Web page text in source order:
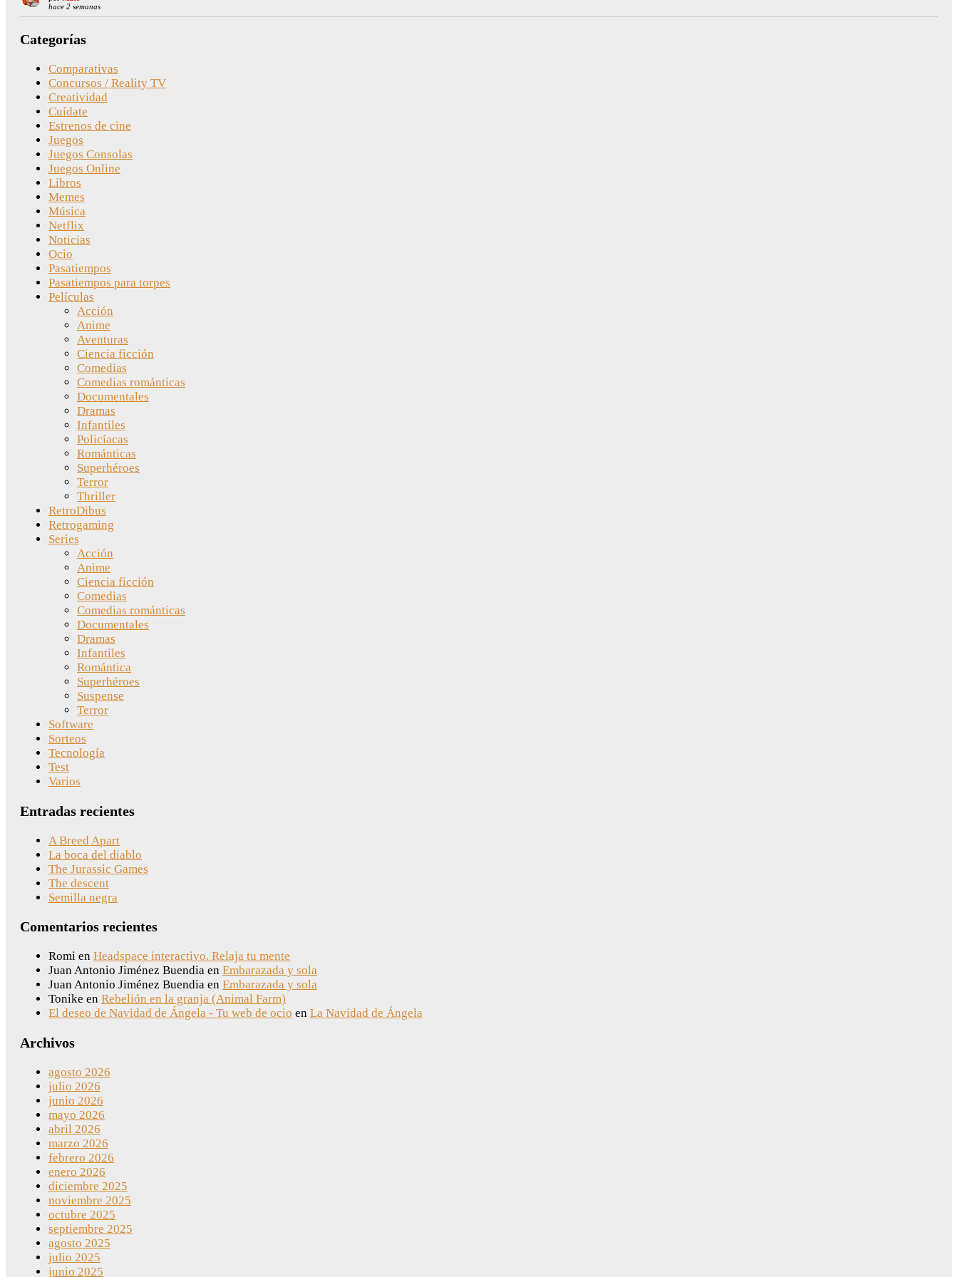
hace 2 semanas
Categorías
Comparativas
Concursos / Reality TV
Creatividad
Cuídate
Estrenos de cine
Juegos
Juegos Consolas
Juegos Online
Libros
Memes
Música
Netflix
Noticias
Ocio
Pasatiempos
Pasatiempos para torpes
Películas
Acción
Anime
Aventuras
Ciencia ficción
Comedias
Comedias románticas
Documentales
Dramas
Infantiles
Policíacas
Románticas
Superhéroes
Terror
Thriller
RetroDibus
Retrogaming
Series
Acción
Anime
Ciencia ficción
Comedias
Comedias románticas
Documentales
Dramas
Infantiles
Romántica
Superhéroes
Suspense
Terror
Software
Sorteos
Tecnología
Test
Varios
Entradas recientes
A Breed Apart
La boca del diablo
The Jurassic Games
The descent
Semilla negra
Comentarios recientes
Romi en Headspace interactivo. Relaja tu mente
Juan Antonio Jiménez Buendia en Embarazada y sola
Juan Antonio Jiménez Buendia en Embarazada y sola
Tonike en Rebelión en la granja (Animal Farm)
El deseo de Navidad de Ángela - Tu web de ocio en La Navidad de Ángela
Archivos
agosto 2026
julio 2026
junio 2026
mayo 2026
abril 2026
marzo 2026
febrero 2026
enero 2026
diciembre 2025
noviembre 2025
octubre 2025
septiembre 2025
agosto 2025
julio 2025
junio 2025